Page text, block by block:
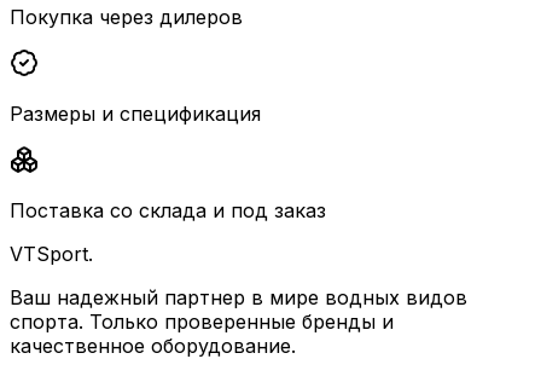
Покупка через дилеров
Размеры и спецификация
Поставка со склада и под заказ
VTSport.
Ваш надежный партнер в мире водных видов
спорта. Только проверенные бренды и
качественное оборудование.